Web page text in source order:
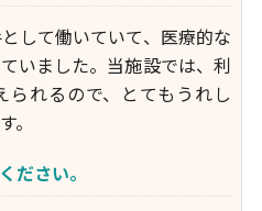
して働いていて、医療的な
いました。当施設では、利
れるので、とてもうれし
。
ださい。